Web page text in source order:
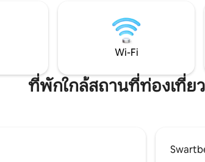
Wi-Fi
ที่พักใกล้สถานที่ท่องเที่ย